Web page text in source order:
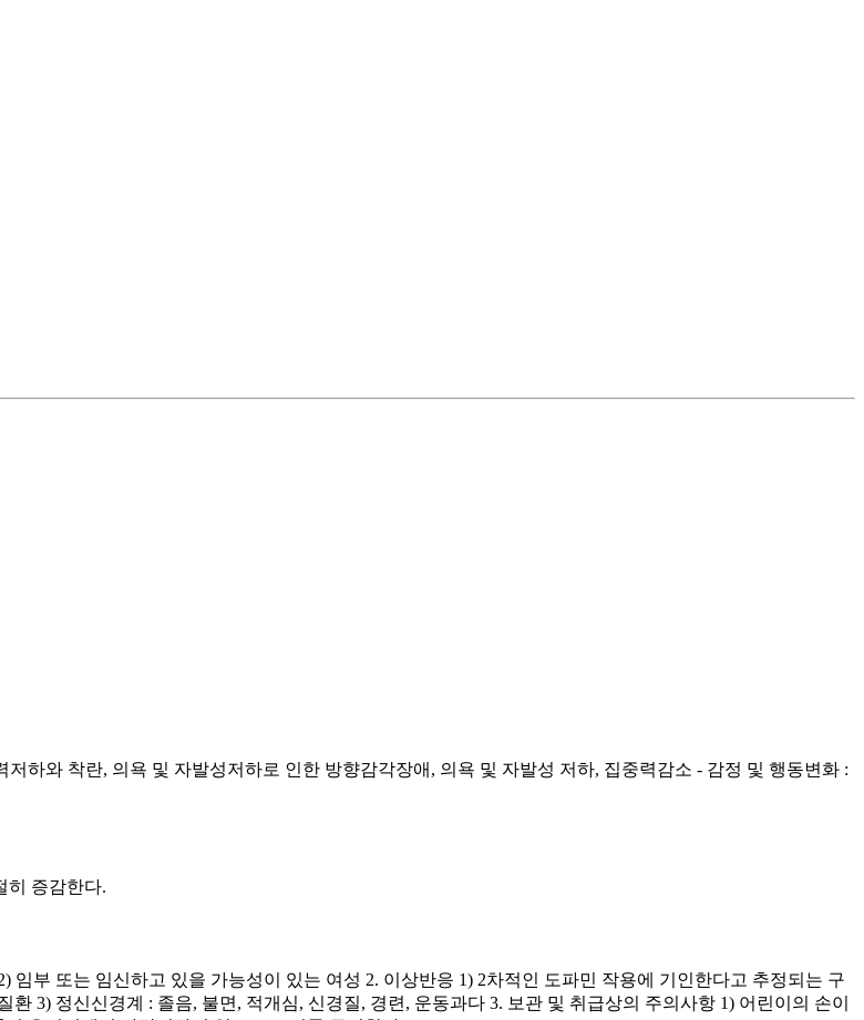
하와 착란, 의욕 및 자발성저하로 인한 방향감각장애, 의욕 및 자발성 저하, 집중력감소 - 감정 및 행동변화 :
히 증감한다.
부 또는 임신하고 있을 가능성이 있는 여성 2. 이상반응 1) 2차적인 도파민 작용에 기인한다고 추정되는 구
3) 정신신경계 : 졸음, 불면, 적개심, 신경질, 경련, 운동과다 3. 보관 및 취급상의 주의사항 1) 어린이의 손이